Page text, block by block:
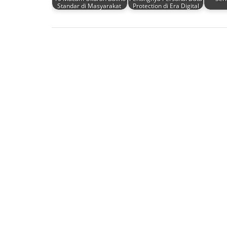
Standar di Masyarakat
Protection di Era Digital